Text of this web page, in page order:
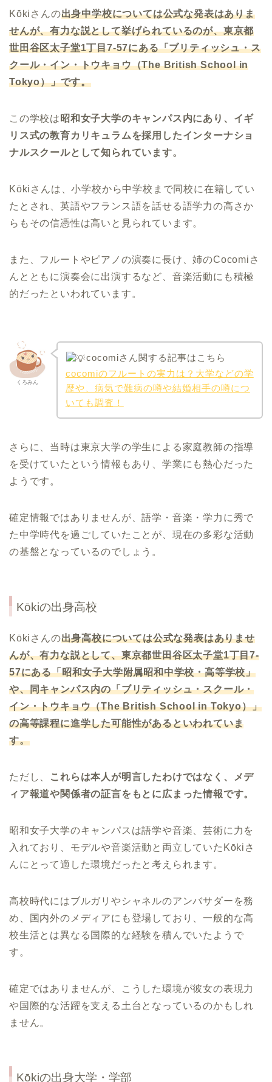
Kōkiさんの出身中学校については公式な発表はありま
せんが、有力な説として挙げられているのが、東京都
世田谷区太子堂1丁目7-57にある「ブリティッシュ・ス
クール・イン・トウキョウ（The British School in
Tokyo）」です。
この学校は 昭和女子大学のキャンパス内にあり、イギ
リス式の教育カリキュラムを採用したインターナショ
ナルスクールとして知られています。
Kōkiさんは、小学校から中学校まで同校に在籍してい
たとされ、英語やフランス語を話せる語学力の高さか
らもその信憑性は高いと見られています。
また、フルートやピアノの演奏に長け、姉のCocomiさ
んとともに演奏会に出演するなど、音楽活動にも積極
的だったといわれています。
くろみん
cocomiさん関する記事はこちら
cocomiのフルートの実力は？大学などの学
歴や、病気で難病の噂や結婚相手の噂につ
いても調査！
さらに、当時は東京大学の学生による家庭教師の指導
を受けていたという情報もあり、学業にも熱心だった
ようです。
確定情報ではありませんが、語学・音楽・学力に秀で
た中学時代を過ごしていたことが、現在の多彩な活動
の基盤となっているのでしょう。
Kōkiの出身高校
Kōkiさんの出身高校については公式な発表はありませ
んが、有力な説として、東京都世田谷区太子堂1丁目7-
57にある「昭和女子大学附属昭和中学校・高等学校」
や、同キャンパス内の「ブリティッシュ・スクール・
イン・トウキョウ（The British School in Tokyo）」
の高等課程に進学した可能性があるといわれていま
す。
ただし、
これらは本人が明言したわけではなく、メデ
ィア報道や関係者の証言をもとに広まった情報です。
昭和女子大学のキャンパスは語学や音楽、芸術に力を
入れており、モデルや音楽活動と両立していたKōkiさ
んにとって適した環境だったと考えられます。
高校時代にはブルガリやシャネルのアンバサダーを務
め、国内外のメディアにも登場しており、一般的な高
校生活とは異なる国際的な経験を積んでいたようで
す。
確定ではありませんが、こうした環境が彼女の表現力
や国際的な活躍を支える土台となっているのかもしれ
ません。
Kōkiの出身大学・学部